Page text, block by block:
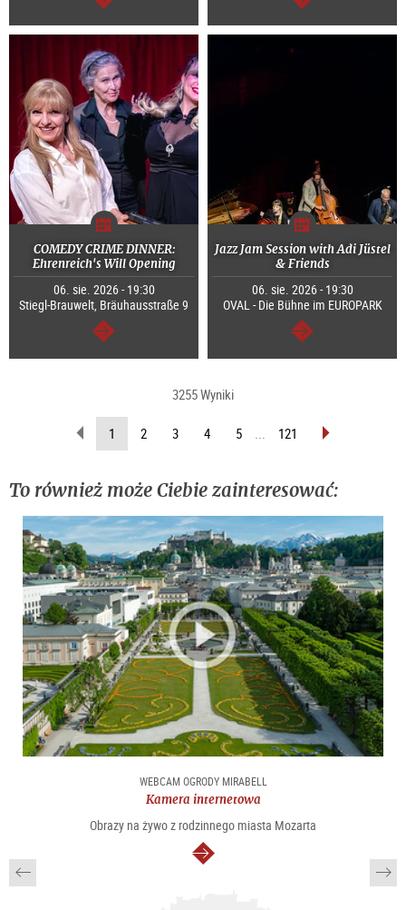
dalej dalej
COMEDY CRIME DINNER:
Ehrenreich's Will Opening
06. sie. 2026 - 19:30
Stiegl-Brauwelt, Bräuhausstraße 9
dalej
Jazz Jam Session with Adi Jüstel
& Friends
06. sie. 2026 - 19:30
OVAL - Die Bühne im EUROPARK
dalej
3255 Wyniki
wstecz1 (Aktualna
strona)
2 3 4 5 ... 121 do
To również może Ciebie zainteresować:
WEBCAM OGRODY MIRABELL
Kamera internetowa
Obrazy na żywo z rodzinnego miasta Mozarta
dalej